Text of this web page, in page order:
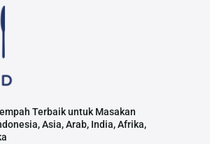
Terbaik untuk Masakan
Asia, Arab, India, Afrika,